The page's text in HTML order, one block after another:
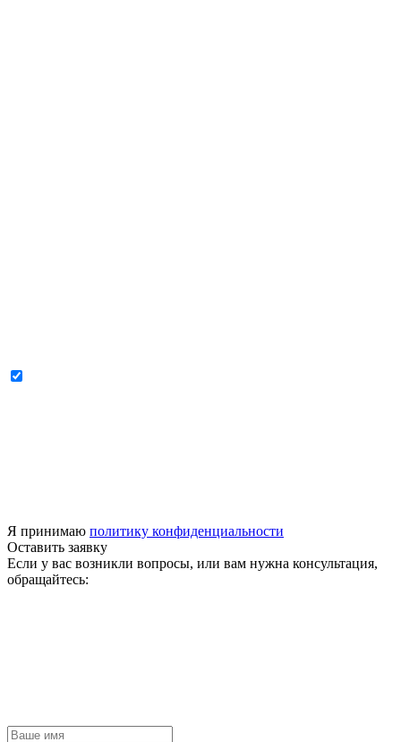
Я принимаю политику конфиденциальности
Оставить заявку
Если у вас возникли вопросы, или вам нужна консультация,
обращайтесь: